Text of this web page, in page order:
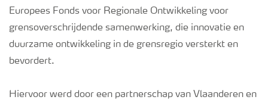
Europees Fonds voor Regionale Ontwikkeling voor
grensoverschrijdende samenwerking, die innovatie en
duurzame ontwikkeling in de grensregio versterkt en
bevordert.
Hiervoor werd door een partnerschap van Vlaanderen en